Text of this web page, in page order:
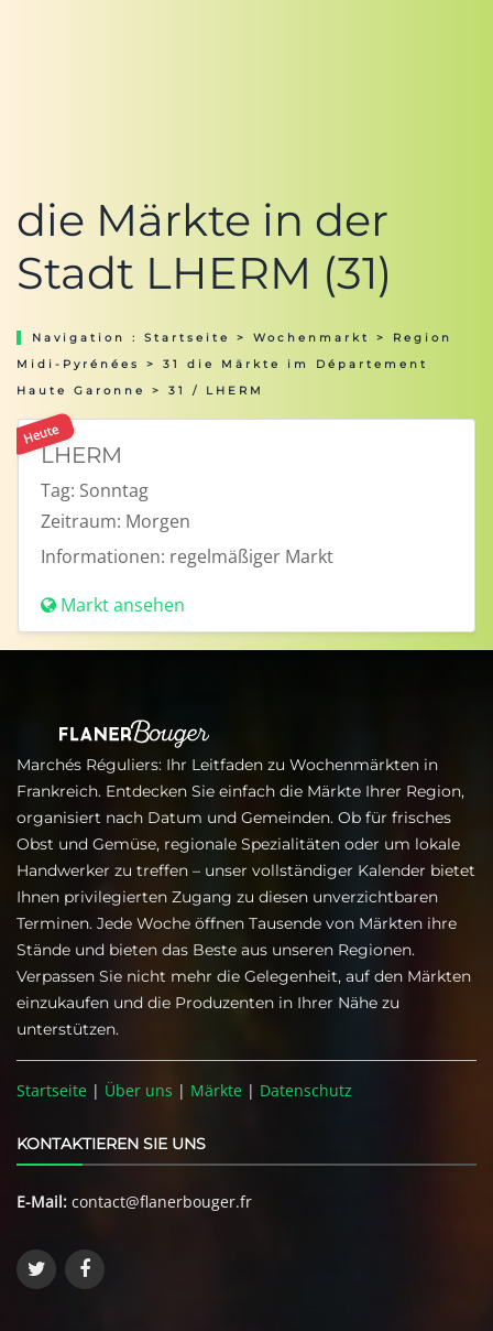
die Märkte in der
Stadt LHERM (31)
Navigation : Startseite > Wochenmarkt > Region
Midi-Pyrénées
> 31 die Märkte im Département
Haute Garonne
> 31 / LHERM
Heute
LHERM
Tag: Sonntag
Zeitraum: Morgen
Informationen: regelmäßiger Markt
Markt ansehen
Marchés Réguliers: Ihr Leitfaden zu Wochenmärkten in
Frankreich. Entdecken Sie einfach die Märkte Ihrer Region,
organisiert nach Datum und Gemeinden. Ob für frisches
Obst und Gemüse, regionale Spezialitäten oder um lokale
Handwerker zu treffen – unser vollständiger Kalender bietet
Ihnen privilegierten Zugang zu diesen unverzichtbaren
Terminen. Jede Woche öffnen Tausende von Märkten ihre
Stände und bieten das Beste aus unseren Regionen.
Verpassen Sie nicht mehr die Gelegenheit, auf den Märkten
einzukaufen und die Produzenten in Ihrer Nähe zu
unterstützen.
Startseite | Über uns | Märkte | Datenschutz
KONTAKTIEREN SIE UNS
E-Mail: contact@flanerbouger.fr